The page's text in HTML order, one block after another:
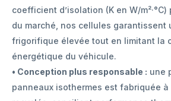
coefficient d’isolation (K en W/
du marché, nos cellules garantissent
frigorifique élevée tout en limitant la
énergétique du véhicule.
• Conception plus responsable : une
panneaux isothermes est fabriquée